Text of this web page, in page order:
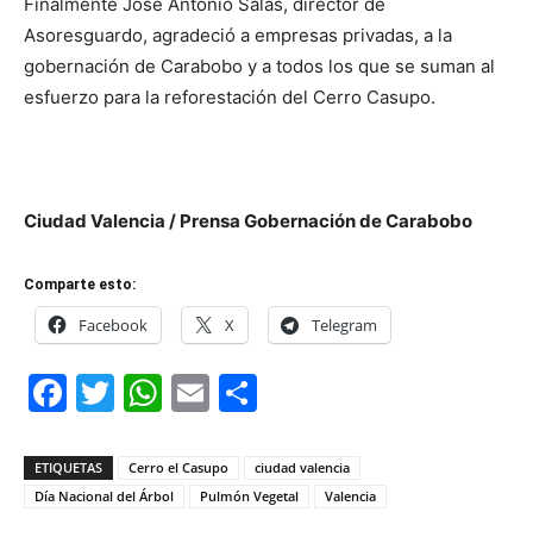
Asoresguardo, agradeció a empresas privadas, a la
gobernación de Carabobo y a todos los que se suman al
esfuerzo para la reforestación del Cerro Casupo.
Ciudad Valencia / Prensa Gobernación de Carabobo
Comparte esto:
Facebook X Telegram
Facebook
Twitter
WhatsApp
Email
ETIQUETAS Cerro el Casupo
ciudad valencia
Día Nacional del Árbol
Pulmón Vegetal Valencia